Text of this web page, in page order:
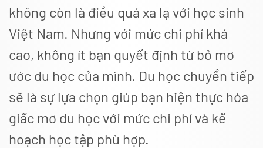
không còn là điều quá xa lạ với học sinh
Việt Nam. Nhưng với mức chi phí khá
cao, không ít bạn quyết định từ bỏ mơ
ước du học của mình. Du học chuyển tiếp
sẽ là sự lựa chọn giúp bạn hiện thực hóa
giấc mơ du học với mức chi phí và kế
hoạch học tập phù hợp.